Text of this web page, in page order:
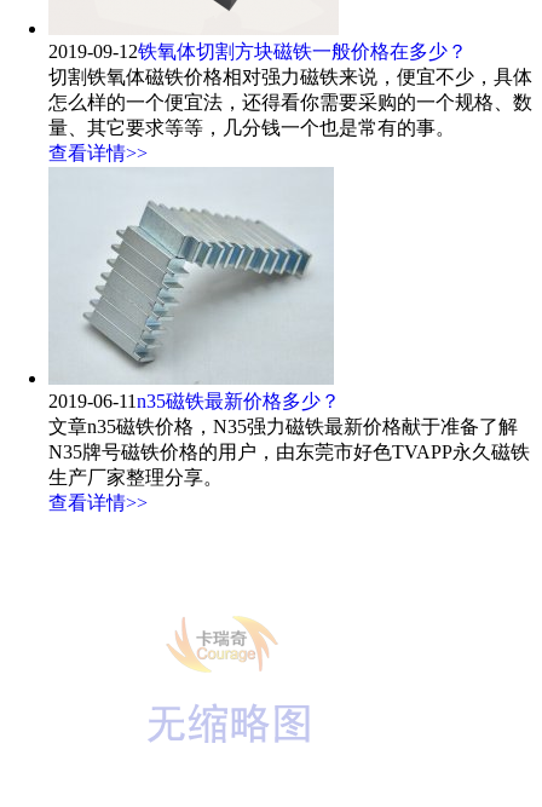
2019-09-12铁氧体切割方块磁铁一般价格在多少？
切割铁氧体磁铁价格相对强力磁铁来说，便宜不少，具体
怎么样的一个便宜法，还得看你需要采购的一个规格、数
量、其它要求等等，几分钱一个也是常有的事。
查看详情>>
2019-06-11n35磁铁最新价格多少？
文章n35磁铁价格，N35强力磁铁最新价格献于准备了解
N35牌号磁铁价格的用户，由东莞市好色TVAPP永久磁铁
生产厂家整理分享。
查看详情>>